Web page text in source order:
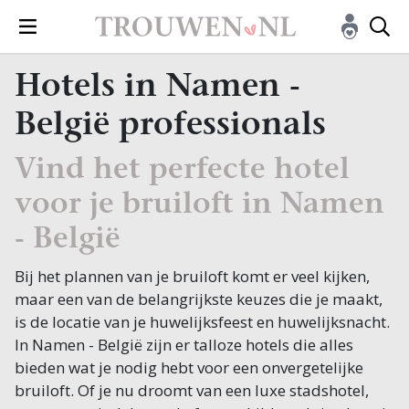
Hotels in Namen -
België professionals
Vind het perfecte hotel
voor je bruiloft in Namen
- België
Bij het plannen van je bruiloft komt er veel kijken,
maar een van de belangrijkste keuzes die je maakt,
is de locatie van je huwelijksfeest en huwelijksnacht.
In Namen - België zijn er talloze hotels die alles
bieden wat je nodig hebt voor een onvergetelijke
bruiloft. Of je nu droomt van een luxe stadshotel,